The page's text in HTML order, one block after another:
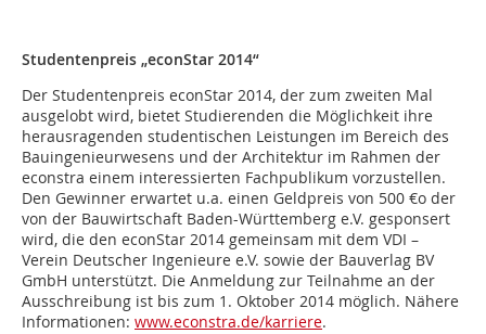
Studentenpreis „econStar 2014“
Der Studentenpreis econStar 2014, der zum zweiten Mal
ausgelobt wird, bietet Studierenden die Möglichkeit ihre
herausragenden studentischen Leistungen im Bereich des
Bauingenieurwesens und der Architektur im Rahmen der
econstra einem interessierten Fachpublikum vorzustellen.
Den Gewinner erwartet u.a. einen Geldpreis von 500 €o der
von der Bauwirtschaft Baden-Württemberg e.V. gesponsert
wird, die den econStar 2014 gemeinsam mit dem VDI –
Verein Deutscher Ingenieure e.V. sowie der Bauverlag BV
GmbH unterstützt. Die Anmeldung zur Teilnahme an der
Ausschreibung ist bis zum 1. Oktober 2014 möglich. Nähere
Informationen: www.econstra.de/karriere.